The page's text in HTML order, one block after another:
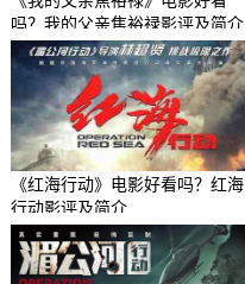
吗？我的父亲焦裕禄影评及简介
《红海行动》电影好看吗？红海
行动影评及简介